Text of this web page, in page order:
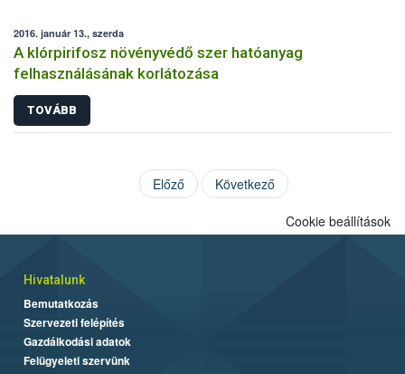
2016. január 13., szerda
A klórpirifosz növényvédő szer hatóanyag
felhasználásának korlátozása
TOVÁBB
Előző Következő
Cookie beállítások
Hivatalunk
Bemutatkozás
Szervezeti felépítés
Gazdálkodási adatok
Felügyeleti szervünk